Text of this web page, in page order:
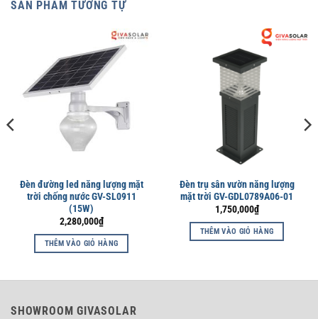
SẢN PHẨM TƯƠNG TỰ
Đèn đường led năng lượng mặt
trời chống nước GV-SL0911
(15W)
2,280,000₫
THÊM VÀO GIỎ HÀNG
Đèn trụ sân vườn năng lượng
mặt trời GV-GDL0789A06-01
1,750,000₫
THÊM VÀO GIỎ HÀNG
SHOWROOM GIVASOLAR